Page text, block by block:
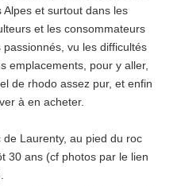
et surtout dans les
et les consommateurs
vu les difficultés
emplacements, pour y aller,
de rhodo assez pur, et enfin
à en acheter.
Laurenty, au pied du roc
30 ans (cf photos par le lien